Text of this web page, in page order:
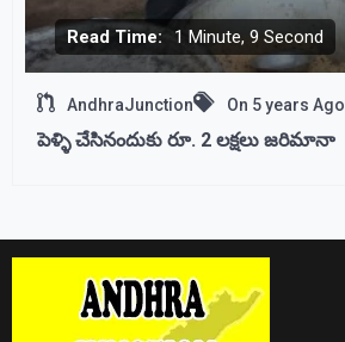
Read Time: 1 Minute, 9 Second
AndhraJunction On 5 years Ago
పెళ్ళి చేసినందుకు రూ. 2 లక్షలు జరిమానా